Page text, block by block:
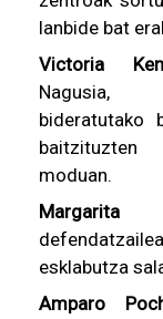
lanbide bat
Victoria
Nagusia,
bideratutako
baitzituzten
moduan.
Margarita
esklabutza
Amparo